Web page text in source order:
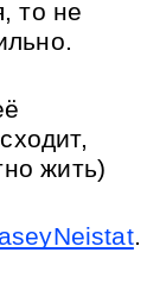
то не
жить)
.